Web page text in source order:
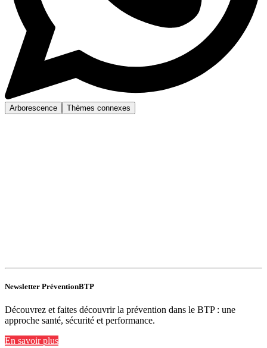
Arborescence Thèmes connexes
Newsletter PréventionBTP
Découvrez et faites découvrir la prévention dans le BTP : une
approche santé, sécurité et performance.
En savoir plus